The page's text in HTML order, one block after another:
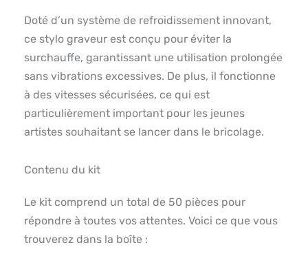
Doté d’un système de refroidissement innovant,
ce stylo graveur est conçu pour éviter la
surchauffe, garantissant une utilisation prolongée
sans vibrations excessives. De plus, il fonctionne
à des vitesses sécurisées, ce qui est
particulièrement important pour les jeunes
artistes souhaitant se lancer dans le bricolage.
Contenu du kit
Le kit comprend un total de 50 pièces pour
répondre à toutes vos attentes. Voici ce que vous
trouverez dans la boîte :